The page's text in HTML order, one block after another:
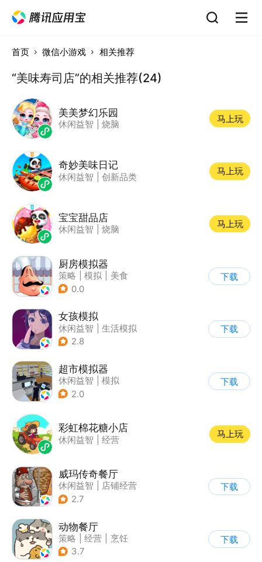
首页 微信小游戏 相关推荐
“美味寿司店”的相关推荐(24)
美美梦幻乐园
休闲益智 烧脑
马上玩
奇妙美味日记
休闲益智 创新品类
马上玩
宝宝甜品店
休闲益智 烧脑
马上玩
厨房模拟器
策略 模拟
美食
| 剧情
0.0
下载
女孩模拟
休闲益智
生活模拟
| 校园
2.8
下载
超市模拟器
休闲益智
模拟
| 文字游戏
2.0
下载
彩虹棉花糖小店
休闲益智 经营
马上玩
威玛传奇餐厅
休闲益智
店铺经营
| 美食
2.7
下载
动物餐厅
策略 经营
烹饪
| 宠物
3.7
下载